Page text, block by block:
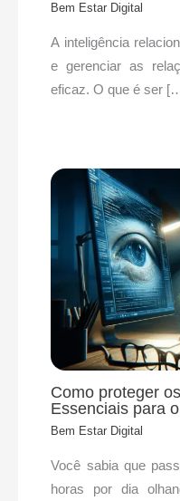
Bem Estar Digital
A inteligência
e gerenciar as
eficaz. O que é ser
Como proteger
Essenciais para
Bem Estar Digital
Você sabia que
horas por dia